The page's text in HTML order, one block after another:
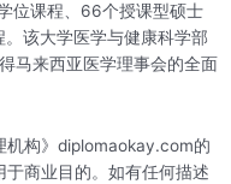
位课程、66个授课型硕士
该大学医学与健康科学部
马来西亚医学理事会的全面
机构》diplomaokay.com的
商业目的。如有任何描述